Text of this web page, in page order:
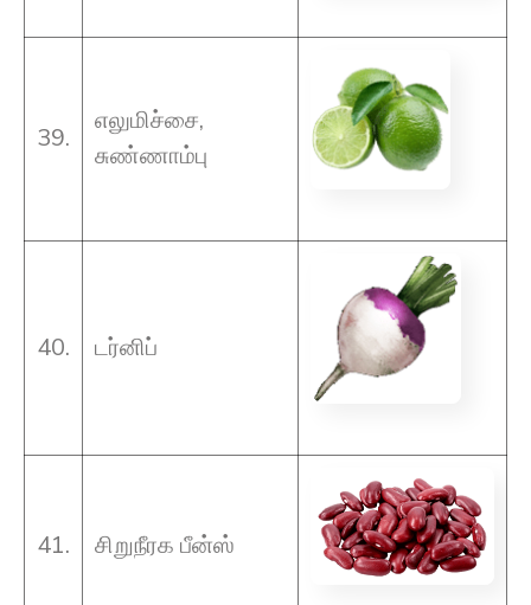
39.
எலுமிச்சை,
சுண்ணாம்பு
40. டர்னிப்
41. சிறுநீரக பீன்ஸ்